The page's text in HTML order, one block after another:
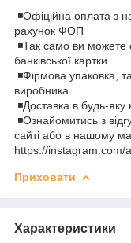
◾️Офіційна оплата з
рахунок ФОП
◾️Так само ви
банківської картки.
◾️Фірмова упаковка,
виробника.
◾️Доставка в будь-яку
◾️Ознайомитись з
сайті або в нашому
https://instagram.com/
Приховати
Характеристики